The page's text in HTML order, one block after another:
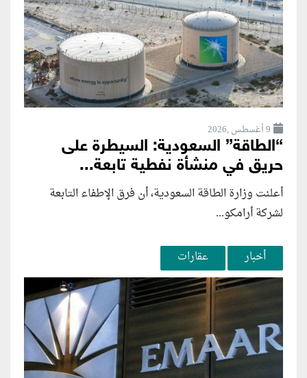
9 أغسطس ,2026
“الطاقة” السعودية: السيطرة على
حريق في منشأة نفطية تابعة...
أعلنت وزارة الطاقة السعودية، أن فرق الإطفاء التابعة
لشركة أرامكو...
أخبار عقارات